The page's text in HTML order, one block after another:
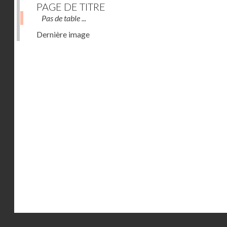
PAGE DE TITRE
Pas de table ...
Dernière image